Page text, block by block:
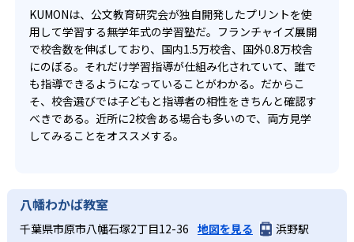
KUMONは、公文教育研究会が独自開発したプリントを使
用して学習する無学年式の学習塾だ。フランチャイズ展開
で校舎数を伸ばしており、国内1.5万校舎、国外0.8万校舎
にのぼる。それだけ学習指導が仕組み化されていて、誰で
も指導できるようになっていることがわかる。だからこ
そ、校舎選びでは子どもと指導者の相性をきちんと確認す
べきである。近所に2校舎ある場合も多いので、両方見学
してみることをオススメする。
八幡わかば教室
千葉県市原市八幡石塚2丁目12-36 地図を見る 浜野駅